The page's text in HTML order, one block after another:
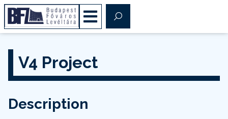
V4 Project
Description